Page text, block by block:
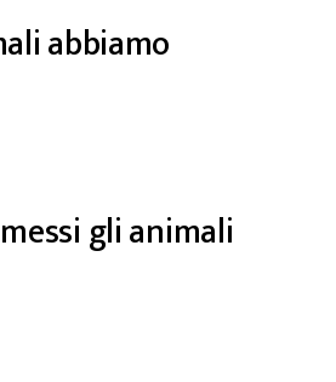
abbiamo
gli animali